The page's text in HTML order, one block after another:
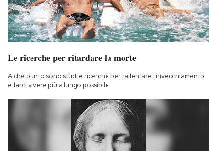
Le ricerche per ritardare la morte
A che punto sono studi e ricerche per rallentare l'invecchiamento
e farci vivere più a lungo possibile